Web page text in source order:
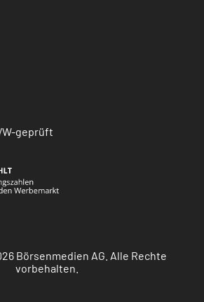
geprüft
Börsenmedien AG. Alle Rechte
vorbehalten.